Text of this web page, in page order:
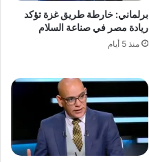
برلماني: خارطة طريق غزة تؤكد
ريادة مصر في صناعة السلام
منذ 5 أيام